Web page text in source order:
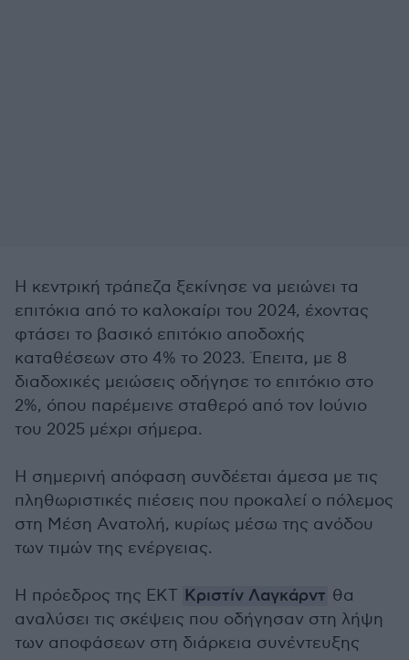
Η κεντρική τράπεζα ξεκίνησε να μειώνει τα
επιτόκια από το καλοκαίρι του 2024, έχοντας
φτάσει το βασικό επιτόκιο αποδοχής
καταθέσεων στο 4% το 2023. Έπειτα, με 8
διαδοχικές μειώσεις οδήγησε το επιτόκιο στο
2%, όπου παρέμεινε σταθερό από τον Ιούνιο
του 2025 μέχρι σήμερα.
Η σημερινή απόφαση συνδέεται άμεσα με τις
πληθωριστικές πιέσεις που προκαλεί ο πόλεμος
στη Μέση Ανατολή, κυρίως μέσω της ανόδου
των τιμών της ενέργειας.
Η πρόεδρος της ΕΚΤ Κριστίν Λαγκάρντ θα
αναλύσει τις σκέψεις που οδήγησαν στη λήψη
των αποφάσεων στη διάρκεια συνέντευξης